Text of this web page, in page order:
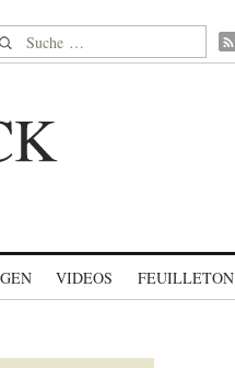
Suche nach:
VIDEOS FEUILLETON